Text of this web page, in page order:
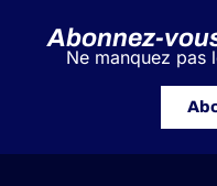
Abonnez-
Ne manquez pas